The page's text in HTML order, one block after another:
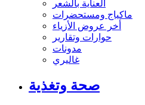
العناية بالشعر
ماكياج ومستحضرات
أخر عروض الأزياء
حوارات وتقارير
مدونات
غاليري
صحة وتغذية